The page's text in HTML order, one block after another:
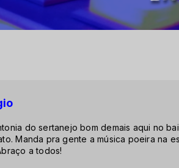
do sertanejo bom demais aqui no
Manda pra gente a música poeira na
a todos!